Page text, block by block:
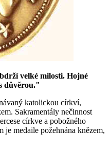
velké milosti. Hojné
důvěrou."
katolickou církví,
Sakramentály nečinnost
církve a pobožného
medaile požehnána knězem,